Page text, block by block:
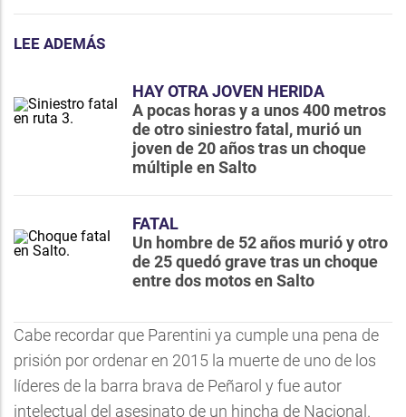
LEE ADEMÁS
HAY OTRA JOVEN HERIDA
A pocas horas y a unos 400 metros
de otro siniestro fatal, murió un
joven de 20 años tras un choque
múltiple en Salto
FATAL
Un hombre de 52 años murió y otro
de 25 quedó grave tras un choque
entre dos motos en Salto
Cabe recordar que Parentini ya cumple una pena de
prisión por ordenar en 2015 la muerte de uno de los
líderes de la barra brava de Peñarol y fue autor
intelectual del asesinato de un hincha de Nacional.